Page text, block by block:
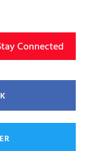
Connected